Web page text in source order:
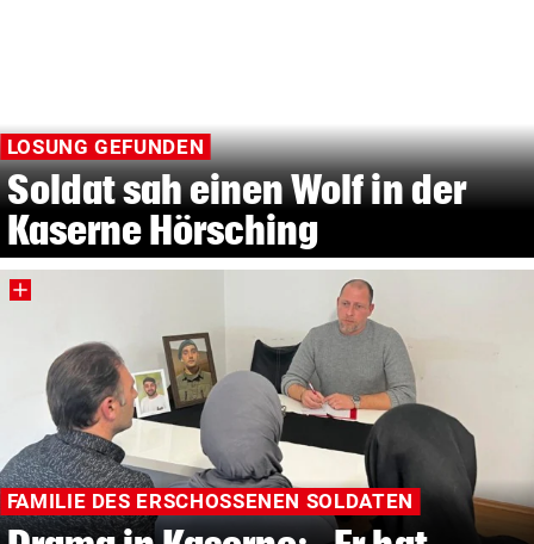
LOSUNG GEFUNDEN
Soldat sah einen Wolf in der
Kaserne Hörsching
FAMILIE DES ERSCHOSSENEN SOLDATEN